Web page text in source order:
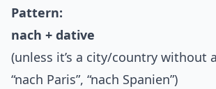
Pattern:
nach + dative
(unless it’s a city/country without
“nach Paris”, “nach Spanien”)